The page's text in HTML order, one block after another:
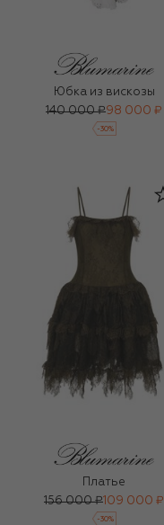
Юбка из вискозы
140 000 ₽98 000 ₽
-30%
Платье
156 000 ₽ 109 000 ₽
-30%